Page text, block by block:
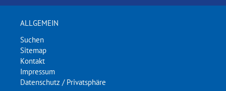
ALLGEMEIN
Suchen
Sitemap
Kontakt
Impressum
Datenschutz / Privatsphäre